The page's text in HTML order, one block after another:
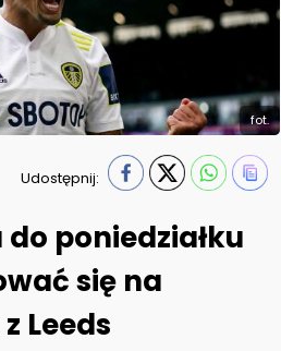
fot.
Udostępnij:
poniedziałku
się na
Leeds